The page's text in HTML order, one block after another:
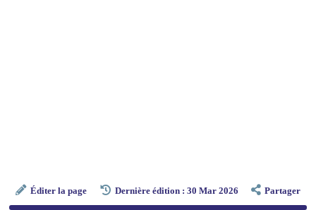
Éditer la page Dernière édition : 30 Mar 2026 Partager